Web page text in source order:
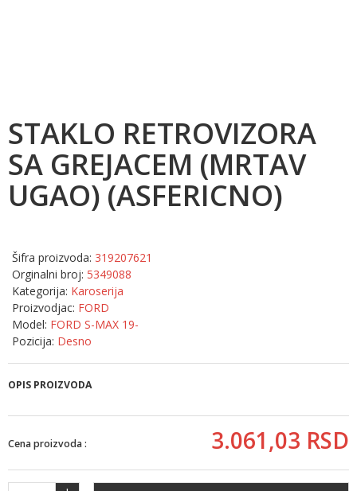
STAKLO RETROVIZORA
SA GREJACEM (MRTAV
UGAO) (ASFERICNO)
Šifra proizvoda: 319207621
Orginalni broj: 5349088
Kategorija: Karoserija
Proizvodjac: FORD
Model: FORD S-MAX 19-
Pozicija: Desno
OPIS PROIZVODA
Cena proizvoda : 3.061,03 RSD